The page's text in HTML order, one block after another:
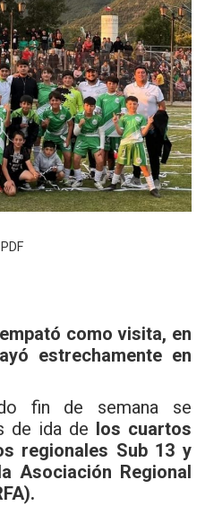
como visita, en
estrechamente en
fin de semana se
de ida de los cuartos
regionales Sub 13 y
Asociación Regional